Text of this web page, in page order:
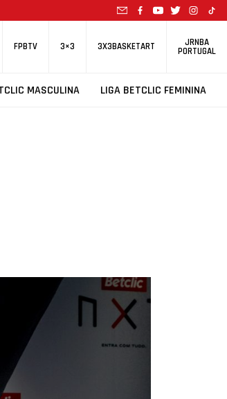
FPBTV 3×3 3X3BASKETART JRNBA
PORTUGAL
MASCULINA LIGA BETCLIC FEMININA